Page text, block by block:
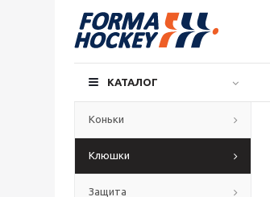
КАТАЛОГ
Коньки
Клюшки
Защита